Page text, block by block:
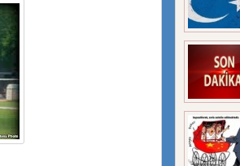
SANSÜR VE HADSIZ İHTAR